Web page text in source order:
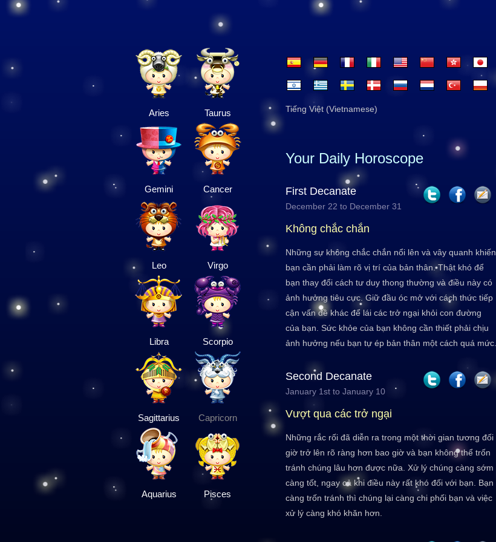
Aries Taurus
Gemini Cancer
Leo Virgo
Libra Scorpio
Sagittarius Capricorn
Aquarius Pisces
Tiếng Việt (Vietnamese)
Your Daily Horoscope
First Decanate
December 22 to December 31
Không chắc chắn
Những sự không chắc chắn nổi lên và vây quanh khiến
bạn cần phải làm rõ vị trí của bản thân. Thật khó để
bạn thay đổi cách tư duy thong thường và điều này có
ảnh hưởng tiêu cực. Giữ đầu óc mở với cách thức tiếp
cận vấn đề khác để lái các trở ngại khỏi con đường
của bạn. Sức khỏe của bạn không cần thiết phải chịu
ảnh hưởng nếu bạn tự ép bản thân một cách quá mức.
Second Decanate
January 1st to January 10
Vượt qua các trở ngại
Những rắc rối đã diễn ra trong một thời gian tương đối
giờ trở lên rõ ràng hơn bao giờ và bạn không thể trốn
tránh chúng lâu hơn được nữa. Xử lý chúng càng sớm
càng tốt, ngay cả khi điều này rất khó đối với bạn. Bạn
càng trốn tránh thì chúng lại càng chi phối bạn và việc
xử lý càng khó khăn hơn.